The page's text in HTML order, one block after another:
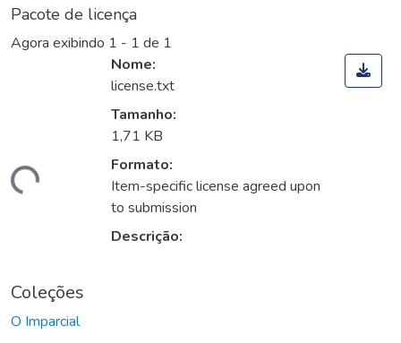
Pacote de licença
Agora exibindo 1 - 1 de 1
Nome:
license.txt
Tamanho:
1,71 KB
Formato:
Item-specific license agreed upon
to submission
Descrição:
Coleções
O Imparcial